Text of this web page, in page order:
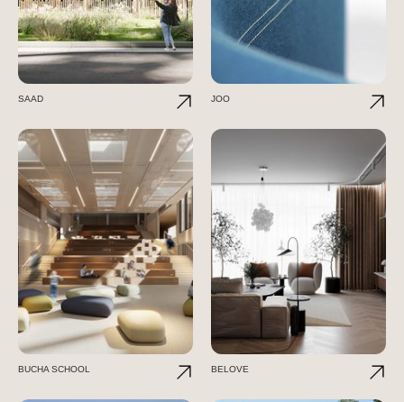
SAAD JOO
BUCHA SCHOOL BELOVE